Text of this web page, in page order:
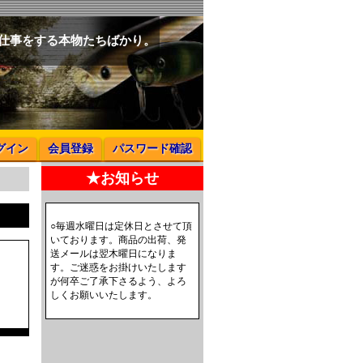
事をする本物たちばかり。
イン 会員登録 パスワード確認
★お知らせ
○毎週水曜日は定休日とさせて頂
いております。商品の出荷、発
送メールは翌木曜日になりま
す。ご迷惑をお掛けいたします
が何卒ご了承下さるよう、よろ
しくお願いいたします。